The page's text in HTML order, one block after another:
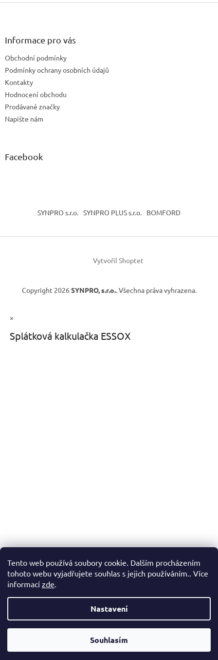
Tento web používá soubory cookie. Dalším procházením
tohoto webu vyjadřujete souhlas s jejich používáním.. Více
informací zde.
Nastavení
Souhlasím
Vážení zákazníci, v případě, že hledáte konkrétní zboží a my jej
nemáme v našem e-shopu, neváhejte nás kontaktovat a my Vám
Z
Informace pro vás
Obchodní podmínky
Podmínky ochrany osobních údajů
Kontakty
Hodnocení obchodu
Prodávané značky
Napište nám
Facebook
SYNPRO s.r.o. SYNPRO PLUS s.r.o. BOMFORD
Vytvořil Shoptet
Copyright 2026 SYNPRO, s.r.o.. Všechna práva vyhrazena.
×
Splátková kalkulačka ESSOX